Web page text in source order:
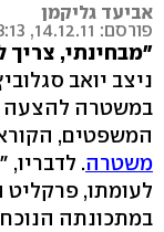
אביעד גליקמן
פורסם: 14.12.11, 18:13
"מבחינתי, צריך
ניצב יואב
במשטרה להצעה
המשפטים,
משטרה. לדבריו,
לעומתו,
במתכונתה